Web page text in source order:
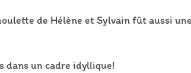
de Hélène et Sylvain fût aussi
dans un cadre idyllique!